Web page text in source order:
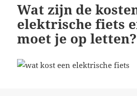
Wat zijn de
elektrische fiets
moet je op letten?